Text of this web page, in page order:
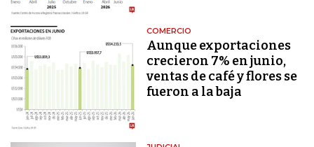
COMERCIO
Aunque exportaciones
crecieron 7% en junio,
ventas de café y flores se
fueron a la baja